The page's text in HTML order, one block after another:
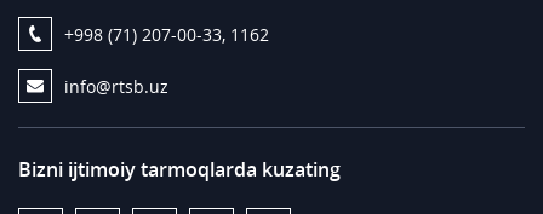
+998 (71) 207-00-33, 1162
info@rtsb.uz
Bizni ijtimoiy tarmoqlarda kuzating